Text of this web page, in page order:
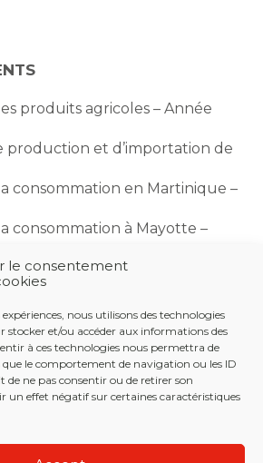
le consentement
nous utilisons des technologies
stocker et/ou accéder aux informations des
à ces technologies nous permettra de
que le comportement de navigation ou les ID
de ne pas consentir ou de retirer son
un effet négatif sur certaines caractéristiques
produits agricoles – Année
production et d’importation de
consommation en Martinique –
consommation à Mayotte –
affaires dans le BTP – Année
RÉCENTS
NOS SERVICES NOS OUTILS